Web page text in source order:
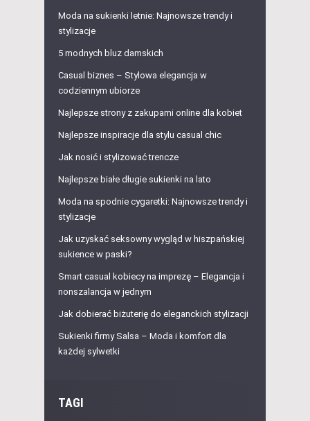
Moda na sukienki letnie: Najnowsze trendy i
stylizacje
5 modnych bluz damskich
Casual biznes – Stylowa elegancja w
codziennym ubiorze
Najlepsze strony z zakupami online dla kobiet
Najlepsze inspiracje dla stylu casual chic
Jak nosić i stylizować trencze
Najlepsze białe długie sukienki na lato
Moda na spodnie cygaretki: Najnowsze trendy i
stylizacje
Jak uzyskać seksowny wygląd w hiszpańskiej
sukience w paski?
Smart casual kobiecy na imprezę – Elegancja i
nonszalancja w jednym
Jak dobierać biżuterię do eleganckich stylizacji
Sukienki firmy Salsa – Moda i komfort dla
każdej sylwetki
TAGI